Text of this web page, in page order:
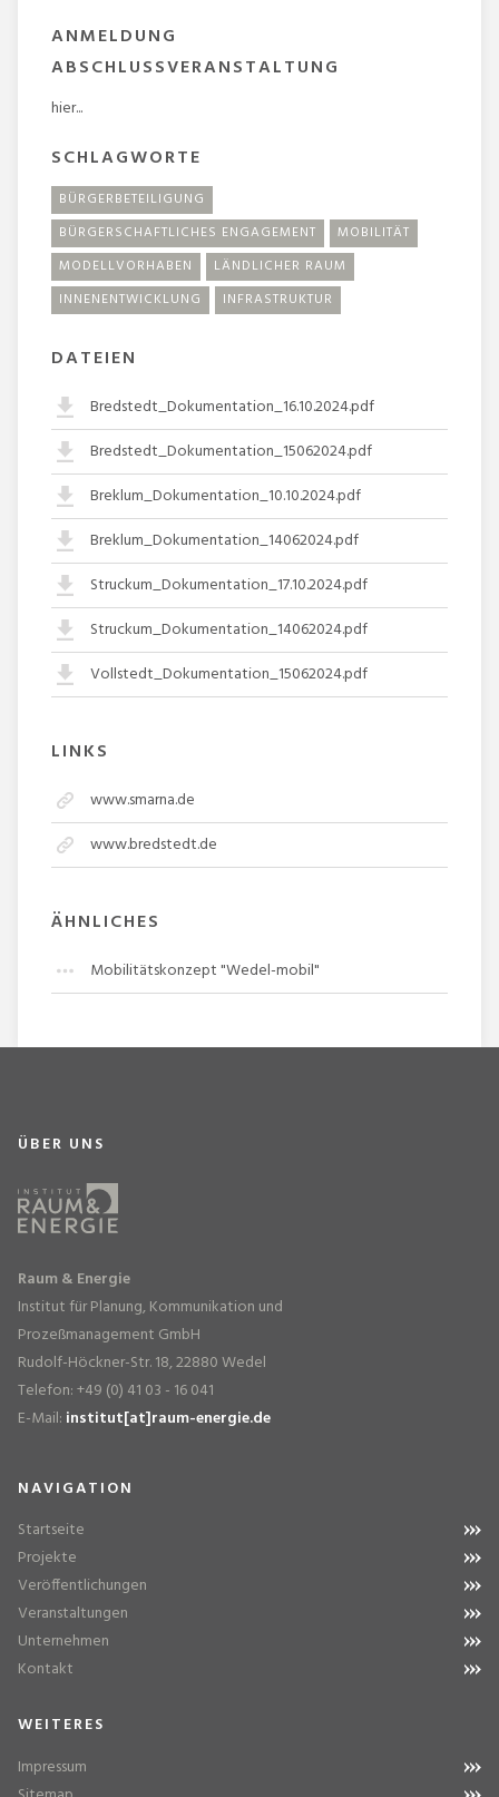
ANMELDUNG
ABSCHLUSSVERANSTALTUNG
hier...
SCHLAGWORTE
BÜRGERBETEILIGUNG
BÜRGERSCHAFTLICHES ENGAGEMENT
MOBILITÄT
MODELLVORHABEN
LÄNDLICHER RAUM
INNENENTWICKLUNG
INFRASTRUKTUR
DATEIEN
Bredstedt_Dokumentation_16.10.2024.pdf
Bredstedt_Dokumentation_15062024.pdf
Breklum_Dokumentation_10.10.2024.pdf
Breklum_Dokumentation_14062024.pdf
Struckum_Dokumentation_17.10.2024.pdf
Struckum_Dokumentation_14062024.pdf
Vollstedt_Dokumentation_15062024.pdf
LINKS
www.smarna.de
www.bredstedt.de
ÄHNLICHES
Mobilitätskonzept "Wedel-mobil"
ÜBER UNS
Raum & Energie
Institut für Planung, Kommunikation und
Prozeßmanagement GmbH
Rudolf-Höckner-Str. 18, 22880 Wedel
Telefon: +49 (0) 41 03 - 16 041
E-Mail: institut[at]raum-energie.de
NAVIGATION
Startseite
Projekte
Veröffentlichungen
Veranstaltungen
Unternehmen
Kontakt
WEITERES
Impressum